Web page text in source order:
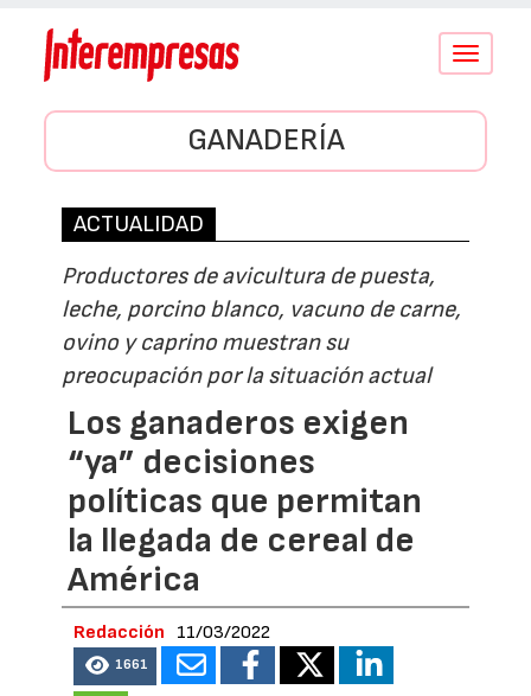
Conmutar
GANADERÍA
ACTUALIDAD
Productores de avicultura de puesta,
leche, porcino blanco, vacuno de carne,
ovino y caprino muestran su
preocupación por la situación actual
Los ganaderos exigen
“ya” decisiones
políticas que permitan
la llegada de cereal de
América
Redacción 11/03/2022
1661